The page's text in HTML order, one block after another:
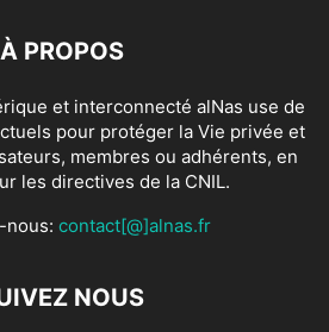
À PROPOS
et interconnecté alNas use de
pour protéger la Vie privée et
membres ou adhérents, en
les directives de la CNIL.
nous: contact[@]alnas.fr
NOUS